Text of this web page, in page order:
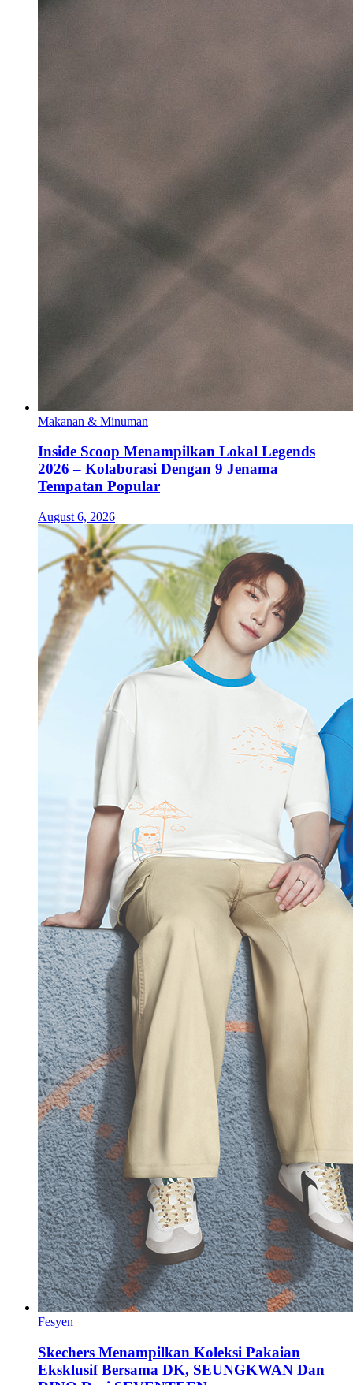
Makanan & Minuman
Inside Scoop Menampilkan Lokal Legends
2026 – Kolaborasi Dengan 9 Jenama
Tempatan Popular
August 6, 2026
Fesyen
Skechers Menampilkan Koleksi Pakaian
Eksklusif Bersama DK, SEUNGKWAN Dan